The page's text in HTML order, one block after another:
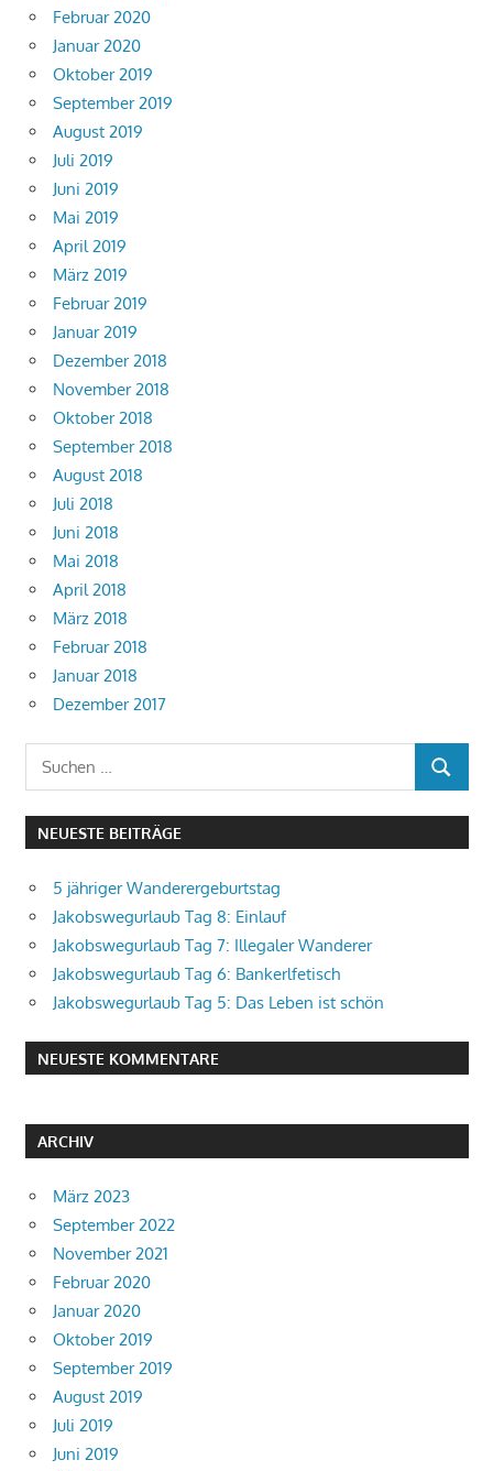
Februar 2020
Januar 2020
Oktober 2019
September 2019
August 2019
Juli 2019
Juni 2019
Mai 2019
April 2019
März 2019
Februar 2019
Januar 2019
Dezember 2018
November 2018
Oktober 2018
September 2018
August 2018
Juli 2018
Juni 2018
Mai 2018
April 2018
März 2018
Februar 2018
Januar 2018
Dezember 2017
Suchen
nach:
SUCHEN
NEUESTE BEITRÄGE
5 jähriger Wanderergeburtstag
Jakobswegurlaub Tag 8: Einlauf
Jakobswegurlaub Tag 7: Illegaler Wanderer
Jakobswegurlaub Tag 6: Bankerlfetisch
Jakobswegurlaub Tag 5: Das Leben ist schön
NEUESTE KOMMENTARE
ARCHIV
März 2023
September 2022
November 2021
Februar 2020
Januar 2020
Oktober 2019
September 2019
August 2019
Juli 2019
Juni 2019